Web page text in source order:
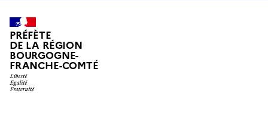
PRÉFÈTE
DE LA RÉGION
BOURGOGNE-
FRANCHE-COMTÉ